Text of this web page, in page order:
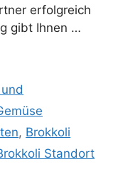
erfolgreich
gibt Ihnen …
, Brokkoli
Standort